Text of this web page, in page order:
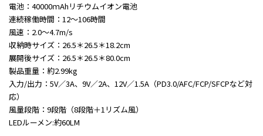
電池：40000ｍAhリチウムイオン電池
連続稼働時間：12～106時間
風速：2.0～4.7m/s
収納時サイズ：26.5＊26.5＊18.2cm
展開後サイズ：26.5＊26.5＊80.0cm
製品重量：約2.99kg
入力/出力：5V／3A、9V／2A、12V／1.5A（PD3.0/AFC/FCP/SFCPなど対
応）
風量段階：9段階（8段階＋1リズム風）
LEDルーメン:約60LM